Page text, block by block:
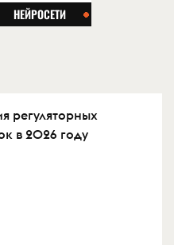
регуляторных
в 2026 году